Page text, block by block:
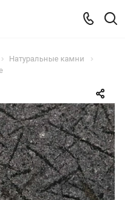
Натуральные камни